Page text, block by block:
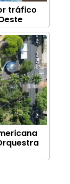
tráfico